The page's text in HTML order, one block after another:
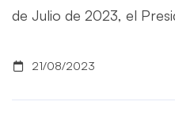
de Julio de 2023, el
21/08/2023